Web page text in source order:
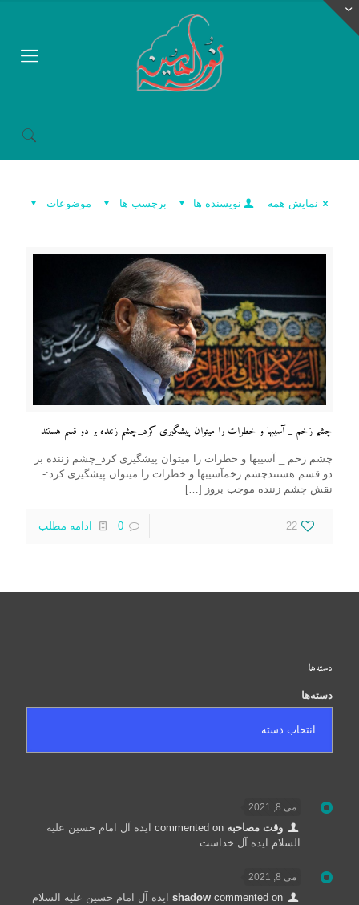
موضوعات برچسب ها نویسنده ها نمایش همه
چشم زخم _ آسیبها و خطرات را میتوان پیشگیری کرد_چشم زننده بر دو قسم هستند
چشم زخم _ آسیبها و خطرات را میتوان پیشگیری کرد_چشم زننده بر
دو قسم هستندچشم زخمآسیبها و خطرات را میتوان پیشگیری کرد:-
نقش چشم زننده موجب بروز
[…]
22
0 ادامه مطلب
دسته‌ها
دسته‌ها
می 8, 2021
وقت مصاحبه commented on
ایده آل امام حسین علیه
السلام ایده آل خداست
می 8, 2021
shadowcommented on
ایده آل امام حسین علیه السلام